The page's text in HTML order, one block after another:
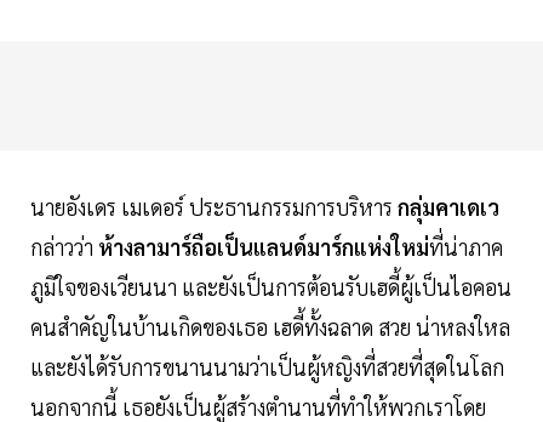
นายอังเดร เมเดอร์ ประธานกรรมการบริหาร กลุ่มคาเดเว
กล่าวว่า ห้างลามาร์ถือเป็นแลนด์มาร์กแห่งใหม่ที่น่าภาค
ภูมิใจของเวียนนา และยังเป็นการต้อนรับเฮดี้ผู้เป็นไอคอน
คนสำคัญในบ้านเกิดของเธอ เฮดี้ทั้งฉลาด สวย น่าหลงใหล
และยังได้รับการขนานนามว่าเป็นผู้หญิงที่สวยที่สุดในโลก
นอกจากนี้ เธอยังเป็นผู้สร้างตำนานที่ทำให้พวกเราโดย